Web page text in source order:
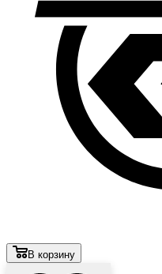
В корзину